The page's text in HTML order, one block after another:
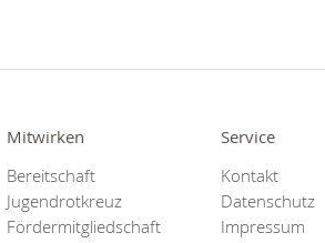
Mitwirken
Bereitschaft
Jugendrotkreuz
Fördermitgliedschaft
Service
Kontakt
Datenschutz
Impressum